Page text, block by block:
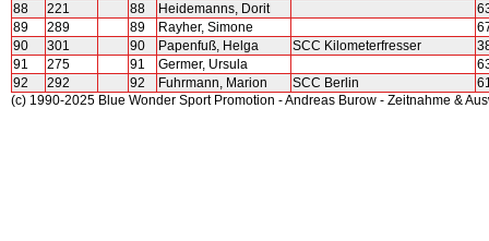
88
221 88 Heidemanns, Dorit
89
289 89 Rayher, Simone
90
301 90 Papenfuß, Helga SCC Kilometerfresser
91
275 91 Germer, Ursula
92
292 92 Fuhrmann, Marion SCC Berlin
(c) 1990-2025 Blue Wonder Sport Promotion - Andreas Burow - Zeitnahme &